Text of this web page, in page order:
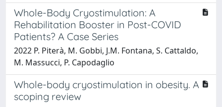
Whole-Body Cryostimulation: A
Rehabilitation Booster in Post-COVID
Patients? A Case Series
2022 P. Piterà, M. Gobbi, J.M. Fontana, S. Cattaldo,
M. Massucci, P. Capodaglio
Whole-body cryostimulation in obesity. A
scoping review